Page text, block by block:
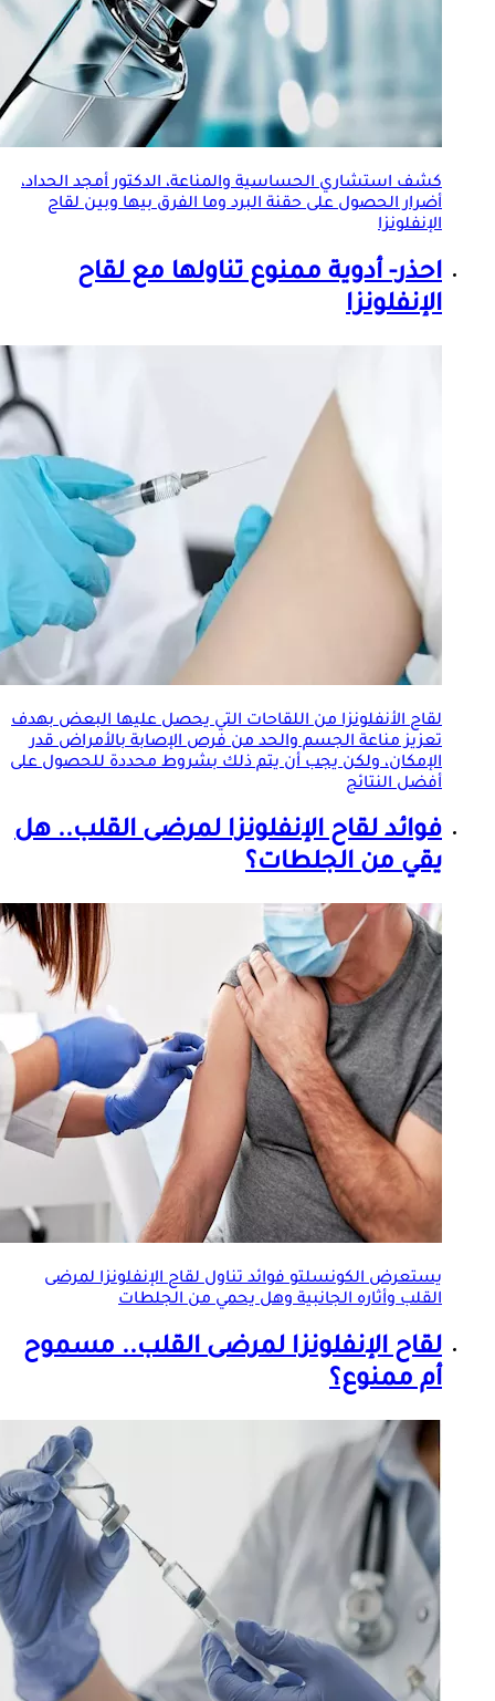
كشف استشاري الحساسية والمناعة، الدكتور أمجد الحداد،
أضرار الحصول على حقنة البرد وما الفرق بيها وبينلقاح
الإنفلونزا
احذر- أدوية ممنوع تناولها معلقاح
الإنفلونزا
لقاح الأنفلونزا من اللقاحات التي يحصل عليها البعض بهدف
تعزيز مناعة الجسم والحد من فرص الإصابة بالأمراض قدر
الإمكان، ولكن يجب أن يتم ذلك بشروط محددة للحصول على
أفضل النتائج
فوائدلقاح الإنفلونزالمرضى القلب.. هل
يقي من الجلطات؟
يستعرض الكونسلتو فوائد تناوللقاح الإنفلونزالمرضى
القلب وأثاره الجانبية وهل يحمي من الجلطات
لقاح الإنفلونزالمرضى القلب.. مسموح
أم ممنوع؟